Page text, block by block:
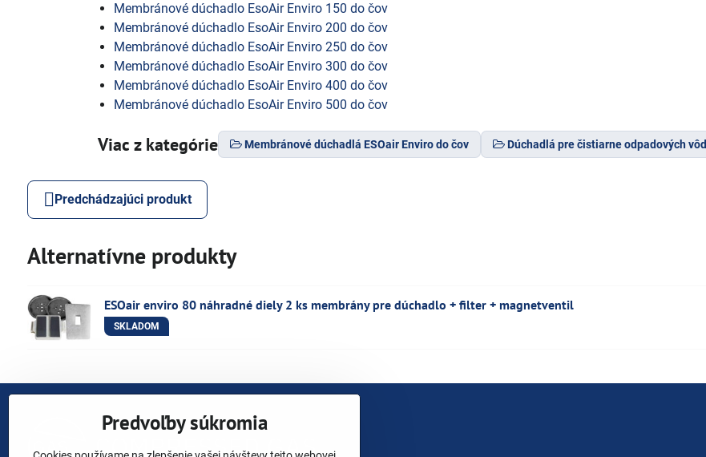
Membránové dúchadlo EsoAir Enviro 150 do čov
Membránové dúchadlo EsoAir Enviro 200 do čov
Membránové dúchadlo EsoAir Enviro 250 do čov
Membránové dúchadlo EsoAir Enviro 300 do čov
Membránové dúchadlo EsoAir Enviro 400 do čov
Membránové dúchadlo EsoAir Enviro 500 do čov
Viac z kategórie Membránové dúchadlá ESOair Enviro do čov Dúchadlá pre čistiarne odpadových vôd
Predchádzajúci produkt
Alternatívne produkty
ESOair enviro 80 náhradné diely 2 ks membrány pre dúchadlo + filter + magnetventil
SKLADOM
Predvoľby súkromia